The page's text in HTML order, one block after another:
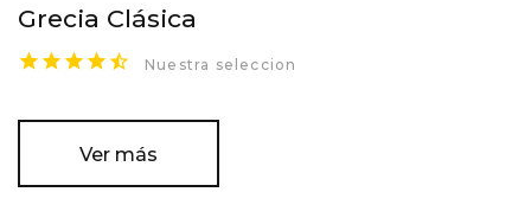
Grecia Clásica
Nuestra seleccion
Ver más